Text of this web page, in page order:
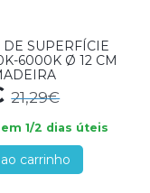
SUPERFÍCIE
6000K Ø 12 CM
21,29€
1/2 dias úteis
carrinho